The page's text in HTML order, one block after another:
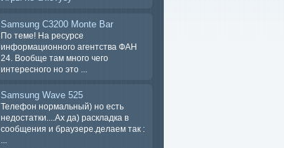
Samsung C3200 Monte Bar
По теме! На ресурсе
информационного агентства ФАН
24. Вообще там много чего
интересного но это ...
Samsung Wave 525
Телефон нормальный) но есть
недостатки....Ах да) раскладка в
сообщения и браузере.делаем так :